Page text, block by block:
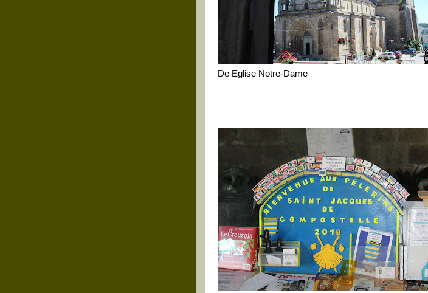
De Eglise Notre-Dame